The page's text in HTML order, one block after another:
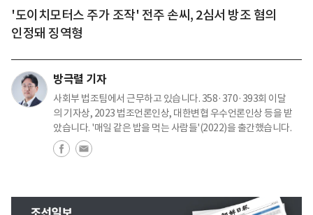
'도이치모터스 주가 조작' 전주 손씨, 2심서 방조 혐의
인정돼 징역형
방극렬 기자
사회부 법조팀에서 근무하고 있습니다. 358·370·393회 이달
의 기자상, 2023 법조언론인상, 대한변협 우수언론인상 등을 받
았습니다. '매일 같은 밥을 먹는 사람들'(2022)을 출간했습니다.